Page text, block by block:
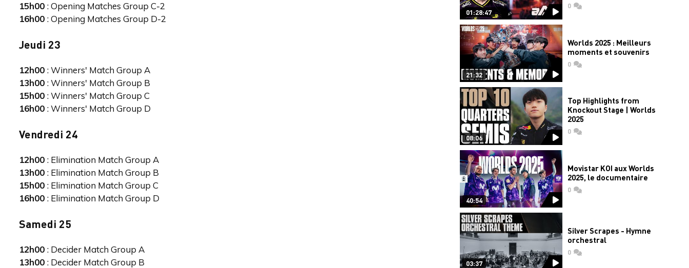
15h00 : Opening Matches Group C-2
16h00 : Opening Matches Group D-2
Jeudi 23
12h00 : Winners' Match Group A
13h00 : Winners' Match Group B
15h00 : Winners' Match Group C
16h00 : Winners' Match Group D
Vendredi 24
12h00 : Elimination Match Group A
13h00 : Elimination Match Group B
15h00 : Elimination Match Group C
16h00 : Elimination Match Group D
Samedi 25
12h00 : Decider Match Group A
13h00 : Decider Match Group B
01:28:47
0commentaires
21:32
Worlds 2025 : Meilleurs
moments et souvenirs
0commentaires
08:06
Top Highlights from
Knockout Stage | Worlds
2025
0commentaires
40:54
Movistar KOI aux Worlds
2025, le documentaire
0commentaires
03:37
Silver Scrapes - Hymne
orchestral
0commentaires